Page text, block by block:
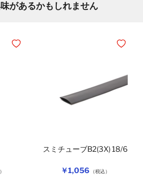
があるかもしれません
ほしいものリストに追加
￥1,056 （税込）
スミチューブB2(3X) 18/6
ほしい